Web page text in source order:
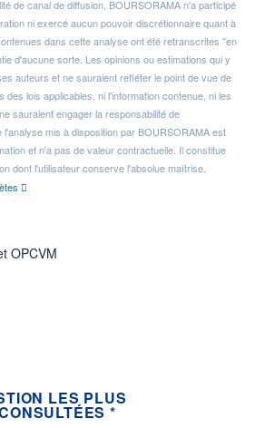
de canal de diffusion, BOURSORAMA n'a participé
ni exercé aucun pouvoir discrétionnaire quant à
dans cette analyse ont été retranscrites "en
d'aucune sorte. Les opinions ou estimations qui y
auteurs et ne sauraient refléter le point de vue de
lois applicables, ni l'information contenue, ni les
sauraient engager la responsabilité de
mis à disposition par BOURSORAMA est
et n'a pas de valeur contractuelle. Il constitue
dont l'utilisateur conserve l'absolue maîtrise.
OPCVM
LES PLUS
*